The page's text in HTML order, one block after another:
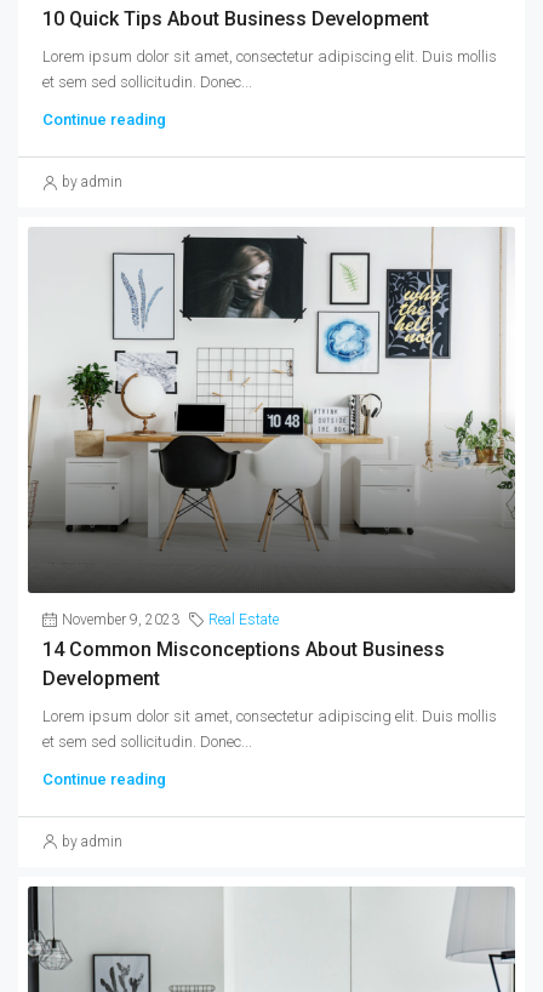
10 Quick Tips About Business Development
Lorem ipsum dolor sit amet, consectetur adipiscing elit. Duis mollis
et sem sed sollicitudin. Donec...
Continue reading
by admin
November 9, 2023 Real Estate
14 Common Misconceptions About Business
Development
Lorem ipsum dolor sit amet, consectetur adipiscing elit. Duis mollis
et sem sed sollicitudin. Donec...
Continue reading
by admin